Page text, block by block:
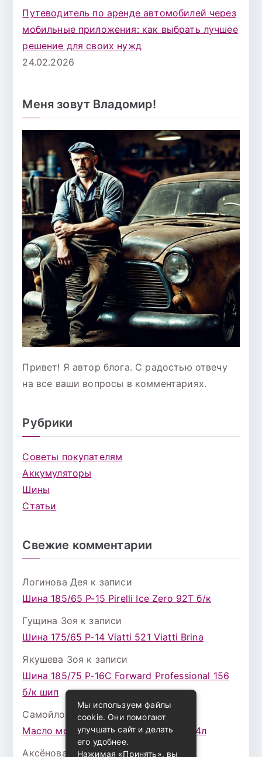
Путеводитель по аренде автомобилей через
мобильные приложения: как выбрать лучшее
решение для своих нужд
24.02.2026
Меня зовут Владомир!
Привет! Я автор блога. С радостью отвечу
на все ваши вопросы в комментариях.
Рубрики
Советы покупателям
Аккумуляторы
Шины
Статьи
Свежие комментарии
Логинова Дея к записи
Шина 185/65 Р-15 Pirelli Ice Zero 92T б/к
Гущина Зоя к записи
Шина 175/65 Р-14 Viatti 521 Viatti Brina
Якушева Зоя к записи
Шина 185/75 Р-16С Forward Professional 156
б/к шип
Самойлова Забавак записи
Масло моторное ZIC X7 (A+) 10W30 4л
Аксёнова Адельк записи
Мы используем файлы
cookie. Они помогают
улучшать сайт и делать
его удобнее.
Нажимая «Принять», вы